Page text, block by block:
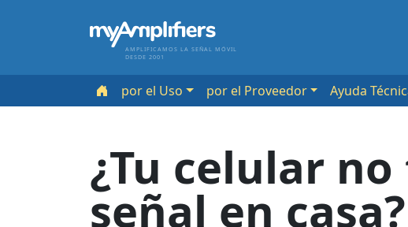
AMPLIFICAMOS LA SEÑAL MÓVIL
DESDE 2001
por el Uso por el Proveedor Ayuda
¿Tu celular
señal en